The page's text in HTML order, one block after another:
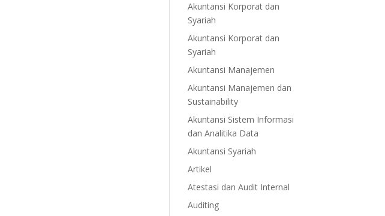
Akuntansi Korporat dan
Syariah
Akuntansi Korporat dan
Syariah
Akuntansi Manajemen
Akuntansi Manajemen dan
Sustainability
Akuntansi Sistem Informasi
dan Analitika Data
Akuntansi Syariah
Artikel
Atestasi dan Audit Internal
Auditing